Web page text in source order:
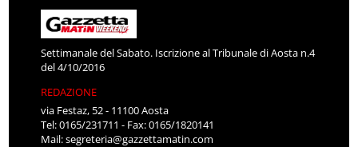
Settimanale del Sabato. Iscrizione al Tribunale di Aosta n.4
del 4/10/2016
REDAZIONE
via Festaz, 52 - 11100 Aosta
Tel: 0165/231711 - Fax: 0165/1820141
Mail:segreteria@gazzettamatin.com